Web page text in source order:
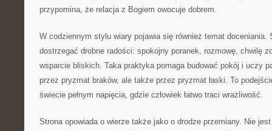
przypomina, że relacja z Bogiem owocuje dobrem.
W codziennym stylu wiary pojawia się również temat doceniania.
dostrzegać drobne radości: spokojny poranek, rozmowę, chwilę
wsparcie bliskich. Taka praktyka pomaga budować pokój i uczy
przez pryzmat braków, ale także przez pryzmat łaski. To
świecie pełnym napięcia, gdzie człowiek łatwo traci wrażliwość.
Strona opowiada o wierze także jako o drodze przemiany. Nie